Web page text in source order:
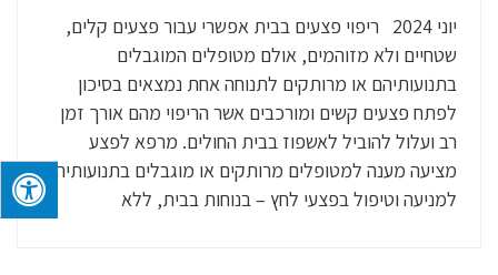
יוני 2024 ריפוי פצעים בבית אפשרי עבור פצעים קלים,
שטחיים ולא מזוהמים, אולם מטופלים המוגבלים
בתנועותיהם או מרותקים לתנוחה אחת נמצאים בסיכון
לפתח פצעים קשים ומורכבים אשר הריפוי מהם אורך זמן
רב ועלול להוביל לאשפוז בבית החולים. מרפא לפצע
מציעה מענה למטופלים מרותקים או מוגבלים בתנועותיהם
למניעה וטיפול בפצעי לחץ – בנוחות בבית, ללא